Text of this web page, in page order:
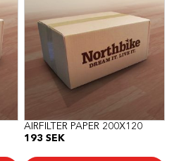
AIRFILTER PAPER 200X120
193 SEK